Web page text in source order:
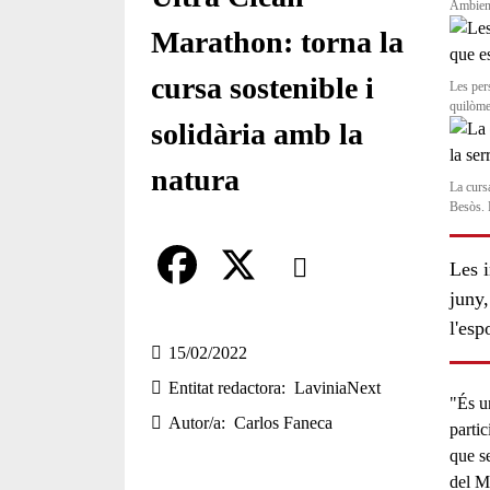
Marathon: torna la
cursa sostenible i
solidària amb la
natura
Comparteix
a
c
e
Compartir en altres xarxes
15/02/2022
Entitat redactora
LaviniaNext
Autor/a
Carlos Faneca
Les
La
Besòs.
Les
"És
que
del